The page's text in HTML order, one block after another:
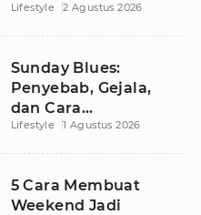
Pertahankan, Bikin
Lifestyle 2 Agustus 2026
Sunday Blues:
Penyebab, Gejala,
dan Cara
Mengatasinya agar
Lifestyle 1 Agustus 2026
5 Cara Membuat
Weekend Jadi